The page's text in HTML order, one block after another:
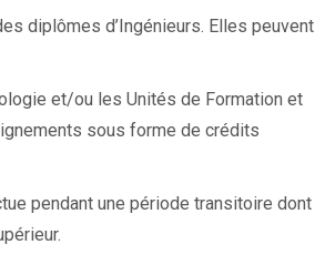
diplômes d’Ingénieurs. Elles peuvent
et/ou les Unités de Formation et
sous forme de crédits
pendant une période transitoire dont